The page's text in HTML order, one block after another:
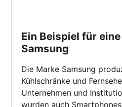
Ein Beispiel für
Samsung
Die Marke Samsung
Kühlschränke und
Unternehmen und
wurden auch